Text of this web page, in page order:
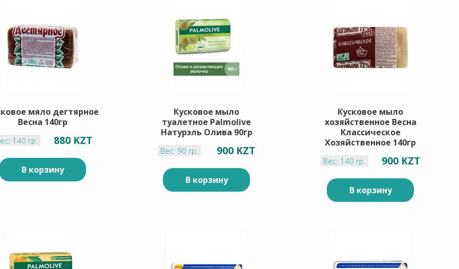
мяло дегтярное
Весна 140гр
140 гр. 880 KZT
В корзину
Кусковое мыло
туалетное Palmolive
Натурэль Олива 90гр
Вес: 90 гр. 900 KZT
В корзину
Кусковое мыло
хозяйственное Весна
Классическое
Хозяйственное 140гр
Вес: 140 гр. 900 KZT
В корзину